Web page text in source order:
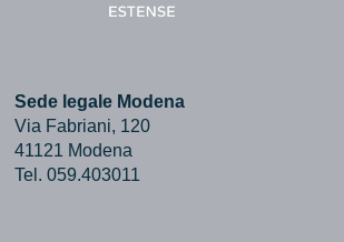
Sede legale Modena
Via Fabriani, 120
41121 Modena
Tel. 059.403011